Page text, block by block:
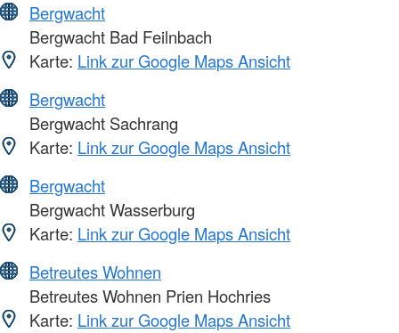
Bergwacht
Bergwacht Bad Feilnbach
Karte: Link zur Google Maps Ansicht
Bergwacht
Bergwacht Sachrang
Karte: Link zur Google Maps Ansicht
Bergwacht
Bergwacht Wasserburg
Karte: Link zur Google Maps Ansicht
Betreutes Wohnen
Betreutes Wohnen Prien Hochries
Karte: Link zur Google Maps Ansicht